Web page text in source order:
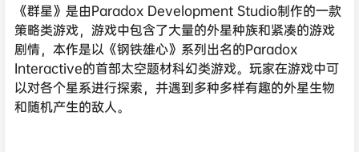
《群星》是由Paradox Development Studio制作的一款
策略类游戏，游戏中包含了大量的外星种族和紧凑的游戏
剧情，本作是以《钢铁雄心》系列出名的Paradox
Interactive的首部太空题材科幻类游戏。玩家在游戏中可
以对各个星系进行探索，并遇到多种多样有趣的外星生物
和随机产生的敌人。